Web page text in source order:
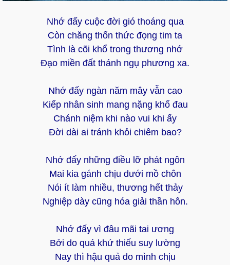
Nhớ đấy cuộc đời gió thoáng qua
Còn chăng thổn thức đọng tim ta
Tình là cõi khổ trong thương nhớ
Đạo miền đất thánh ngụ phương xa.
Nhớ đấy ngàn năm mây vẫn cao
Kiếp nhân sinh mang nặng khổ đau
Chánh niệm khi nào vui khi ấy
Đời dài ai tránh khỏi chiêm bao?
Nhớ đấy những điều lỡ phát ngôn
Mai kia gánh chịu dưới mồ chôn
Nói ít làm nhiều, thương hết thảy
Nghiệp dày cũng hóa giải thần hôn.
Nhớ đấy vì đâu mãi tai ương
Bởi do quá khứ thiếu suy lường
Nay thì hậu quả do mình chịu